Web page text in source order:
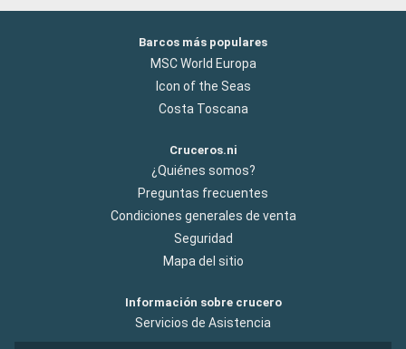
Barcos más populares
MSC World Europa
Icon of the Seas
Costa Toscana
Cruceros.ni
¿Quiénes somos?
Preguntas frecuentes
Condiciones generales de venta
Seguridad
Mapa del sitio
Información sobre crucero
Servicios de Asistencia